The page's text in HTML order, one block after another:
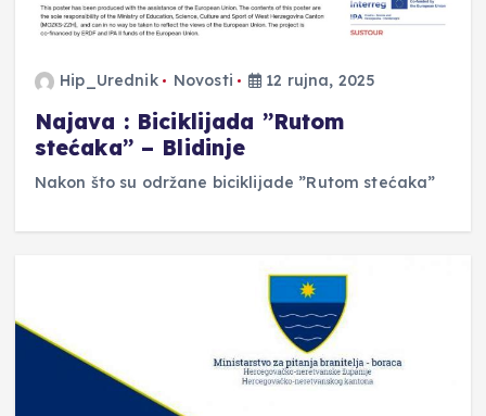
Hip_Urednik Novosti 12 rujna, 2025
Najava : Biciklijada ”Rutom
stećaka” – Blidinje
Nakon što su održane biciklijade ”Rutom stećaka”